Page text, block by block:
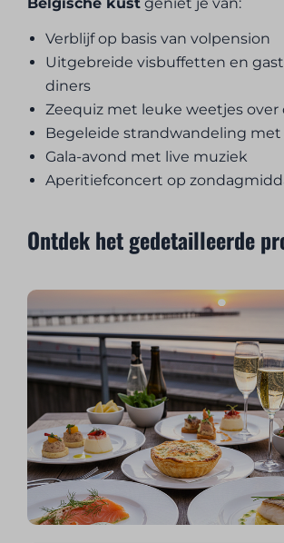
Verblijf op basis van volpension
Uitgebreide visbuffetten en
diners
Zeequiz met leuke weetjes over
Begeleide strandwandeling met
Gala-avond met live muziek
Aperitiefconcert op
Ontdek het gedetailleerde